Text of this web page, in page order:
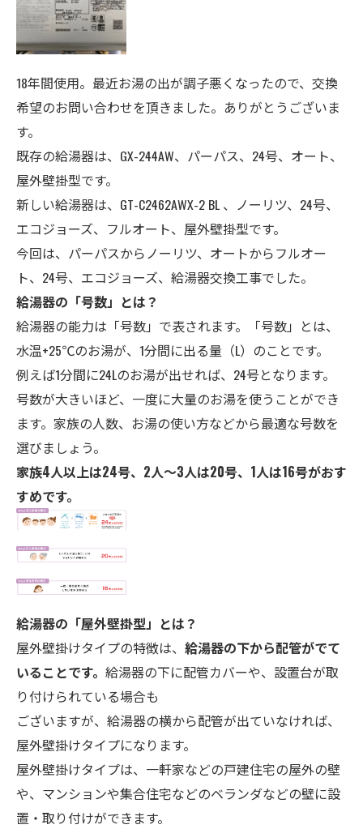
18年間使用。最近お湯の出が調子悪くなったので、交換
希望のお問い合わせを頂きました。ありがとうございま
す。
既存の給湯器は、GX-244AW、パーパス、 24号、オート、
屋外壁掛型です。
新しい給湯器は、GT-C2462AWX-2 BL 、ノーリツ、24号、
エコジョーズ、フルオート、 屋外壁掛型です。
今回は、パーパスからノーリツ、オートからフルオー
ト、24号、エコジョーズ、給湯器交換工事でした。
給湯器の「号数」とは？
給湯器の能力は「号数」で表されます。「号数」とは、
水温+25℃のお湯が、1分間に出る量（L）のことです。
例えば1分間に24Lのお湯が出せれば、24号となります。
号数が大きいほど、一度に大量のお湯を使うことができ
ます。家族の人数、お湯の使い方などから最適な号数を
選びましょう。
家族4人以上は24号、2人～3人は20号、1人は16号がおす
すめです。
給湯器の「屋外壁掛型」とは？
屋外壁掛けタイプの特徴は、 給湯器の下から配管がでて
いることです。 給湯器の下に配管カバーや、設置台が取
り付けられている場合も
ございますが、給湯器の横から配管が出ていなければ、
屋外壁掛けタイプになります。
屋外壁掛けタイプは、一軒家などの戸建住宅の屋外の壁
や、マンションや集合住宅などのベランダなどの壁に設
置・取り付けができます。